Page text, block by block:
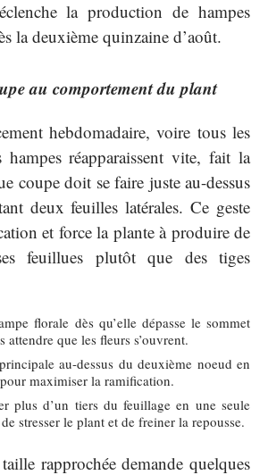
la production de hampes
la deuxième quinzaine d’août.
au comportement du plant
hebdomadaire, voire tous les
réapparaissent vite, fait la
coupe doit se faire juste au-dessus
deux feuilles latérales. Ce geste
et force la plante à produire de
feuillues plutôt que des tiges
florale dès qu’elle dépasse le sommet
attendre que les fleurs s’ouvrent.
au-dessus du deuxième noeud en
maximiser la ramification.
plus d’un tiers du feuillage en une seule
stresser le plant et de freiner la repousse.
rapprochée demande quelques